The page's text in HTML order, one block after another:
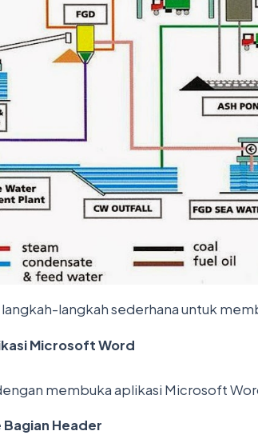
langkah sederhana untuk
Microsoft Word
membuka aplikasi Microsoft
Bagian Header